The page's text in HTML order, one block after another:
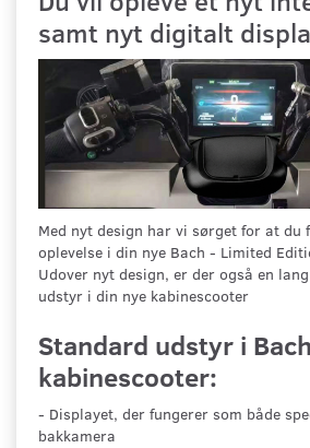
samt nyt digitalt
Med nyt design har vi sørget for at du
oplevelse i din nye Bach - Limited
Udover nyt design, er der også en
udstyr i din nye kabinescooter
Standard udstyr i
kabinescooter:
- Displayet, der fungerer som både
bakkamera